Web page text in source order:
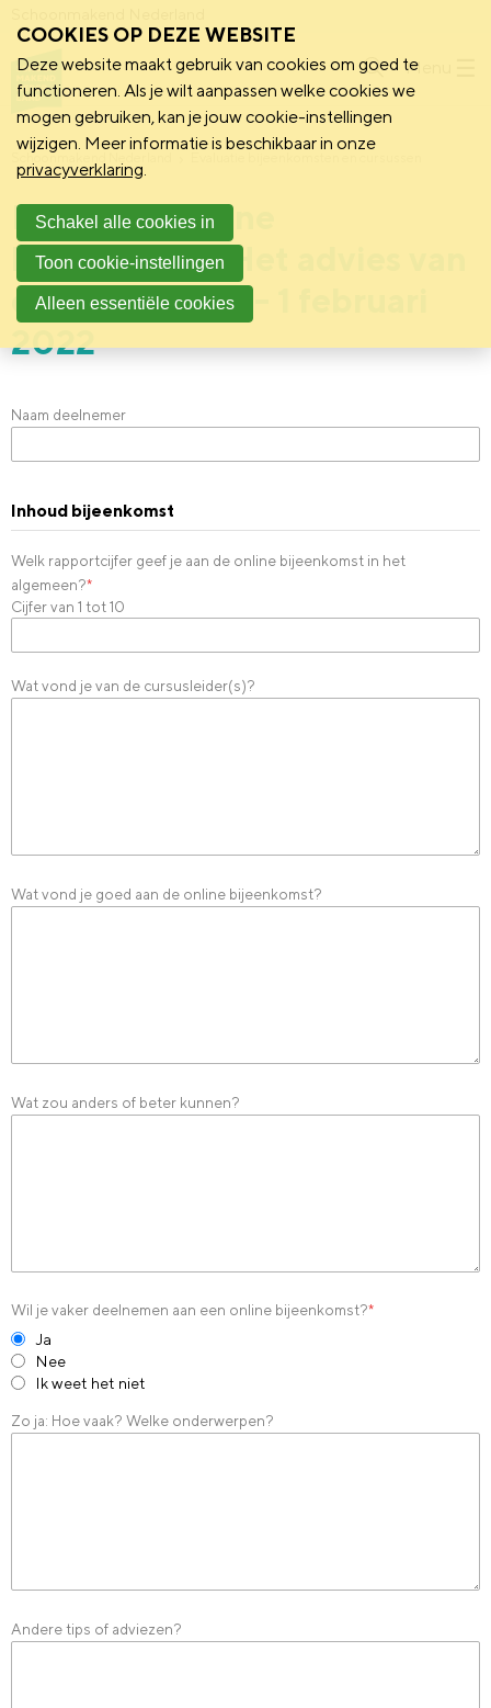
Menu
Schoonmakend Nederland
Evaluatie online
kennissessie: Het advies van
de bedrijfsarts - 1 februari
2022
Naam deelnemer
Inhoud bijeenkomst
Welk rapportcijfer geef je aan de online bijeenkomst in het
algemeen?*
Cijfer van 1 tot 10
Wat vond je van de cursusleider(s)?
Wat vond je goed aan de online bijeenkomst?
Wat zou anders of beter kunnen?
Wil je vaker deelnemen aan een online bijeenkomst?*
Ja
Nee
Ik weet het niet
Zo ja: Hoe vaak? Welke onderwerpen?
Andere tips of adviezen?
COOKIES OP DEZE WEBSITE
Deze website maakt gebruik van cookies om goed te
functioneren. Als je wilt aanpassen welke cookies we
mogen gebruiken, kan je jouw cookie-instellingen
wijzigen. Meer informatie is beschikbaar in onze
privacyverklaring.
Schakel alle cookies in
Toon cookie-instellingen
Alleen essentiële cookies